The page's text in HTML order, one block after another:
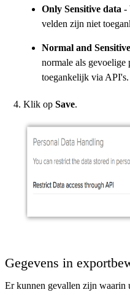
Only Sensitive data -
velden zijn niet
Normal and
normale als
toegankelijk via API's.
Klik op Save.
Gegevens in
Er kunnen gevallen zijn waarin